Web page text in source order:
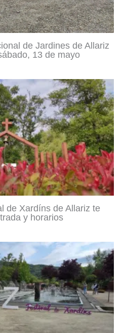
de Jardines de Allariz
13 de mayo
de Xardíns de Allariz te
y horarios